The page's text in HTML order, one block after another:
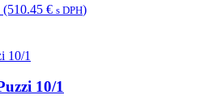
(510.45 € s DPH)
10/1